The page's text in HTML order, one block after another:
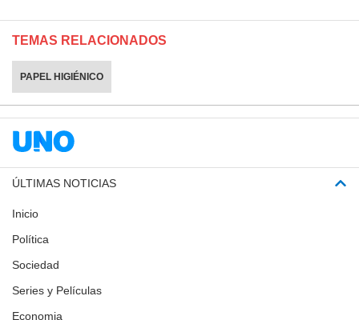
TEMAS RELACIONADOS
PAPEL HIGIÉNICO
ÚLTIMAS NOTICIAS
Inicio
Política
Sociedad
Series y Películas
Economia